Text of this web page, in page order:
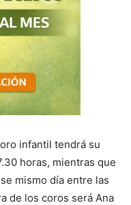
infantil tendrá su
horas, mientras que
mismo día entre las
de los coros será Ana